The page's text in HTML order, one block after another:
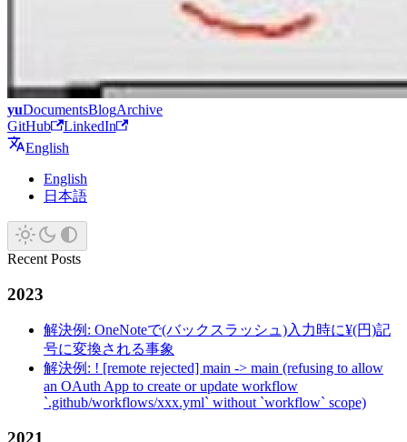
yuDocumentsBlogArchive
GitHub
LinkedIn
English
English
日本語
Recent Posts
2023
解決例: OneNoteで(バックスラッシュ)入力時に¥(円)記
号に変換される事象
解決例: ! [remote rejected] main -> main (refusing to allow
an OAuth App to create or update workflow
`.github/workflows/xxx.yml` without `workflow` scope)
2021